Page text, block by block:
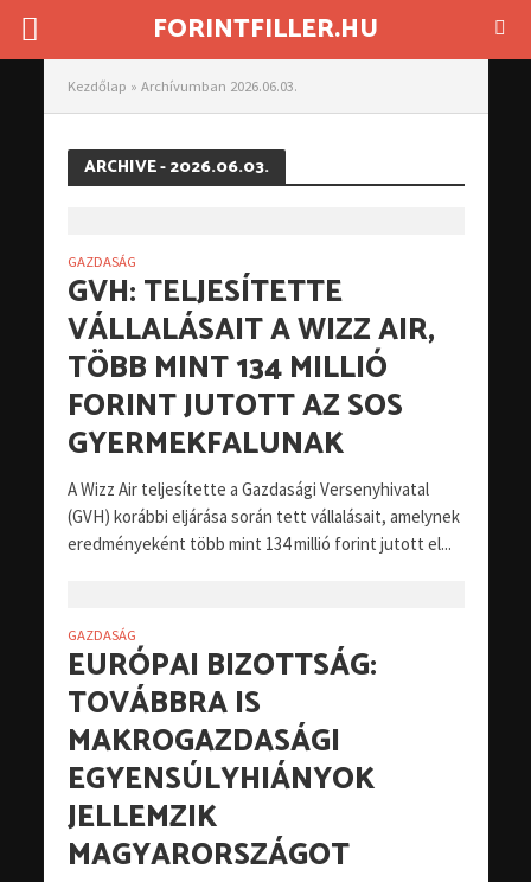
FORINTFILLER.HU
Kezdőlap » Archívumban 2026.06.03.
ARCHIVE - 2026.06.03.
GAZDASÁG
GVH: TELJESÍTETTE
VÁLLALÁSAIT A WIZZ AIR,
TÖBB MINT 134 MILLIÓ
FORINT JUTOTT AZ SOS
GYERMEKFALUNAK
A Wizz Air teljesítette a Gazdasági Versenyhivatal
(GVH) korábbi eljárása során tett vállalásait, amelynek
eredményeként több mint 134 millió forint jutott el...
GAZDASÁG
EURÓPAI BIZOTTSÁG:
TOVÁBBRA IS
MAKROGAZDASÁGI
EGYENSÚLYHIÁNYOK
JELLEMZIK
MAGYARORSZÁGOT